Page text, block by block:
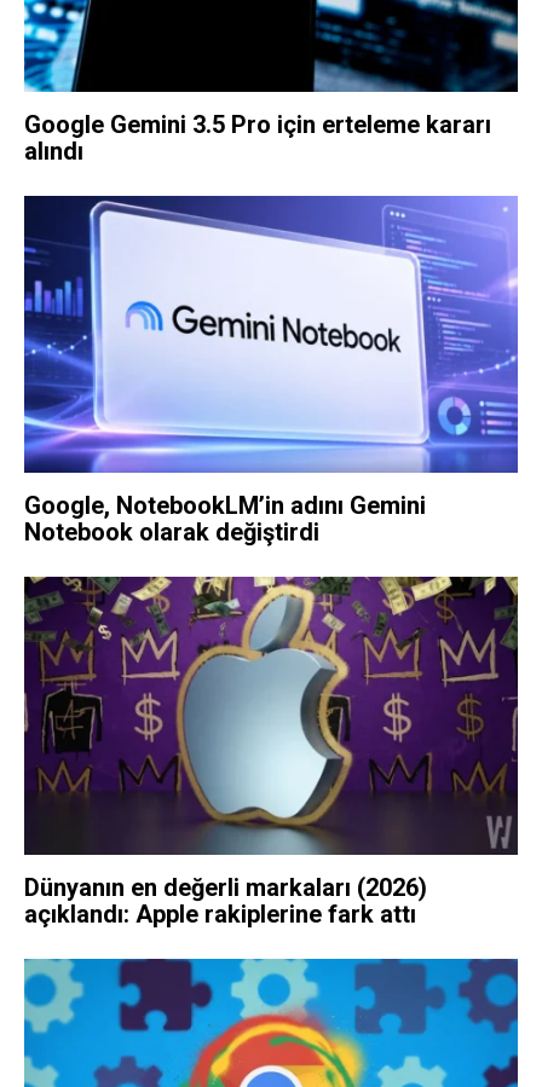
Google Gemini 3.5 Pro için erteleme kararı
alındı
Google, NotebookLM’in adını Gemini
Notebook olarak değiştirdi
Dünyanın en değerli markaları (2026)
açıklandı: Apple rakiplerine fark attı